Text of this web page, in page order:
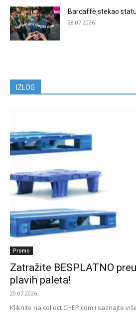
Barcaffè stekao
28.07.2026.
IZLOG
Promo
Zatražite BESPLATNO
plavih paleta!
20.07.2026.
Kliknite na collect.CHEP.com i saznajte